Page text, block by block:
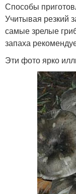
Способы
Учитывая резкий
самые зрелые
запаха
Эти фото ярко